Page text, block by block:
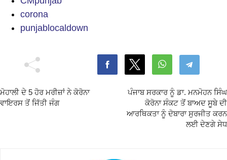
corona
punjablocaldown
ਮੋਹਾਲੀ ਦੇ 5 ਹੋਰ ਮਰੀਜ਼ਾਂ ਨੇ ਕੋਰੋਨਾ
ਵਾਇਰਸ ਤੋਂ ਜਿੱਤੀ ਜੰਗ
ਪੰਜਾਬ ਸਰਕਾਰ ਨੂੰ ਡਾ. ਮਨਮੋਹਨ ਸਿੰਘ
ਕੋਰੋਨਾ ਸੰਕਟ ਤੋਂ ਬਾਅਦ ਸੂਬੇ ਦੀ
ਆਰਥਿਕਤਾ ਨੂੰ ਦੋਬਾਰਾ ਸੁਰਜੀਤ ਕਰਨ
ਲਈ ਦੇਣਗੇ ਸੇਧ